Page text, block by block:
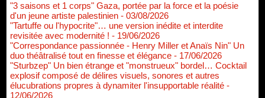
"3 saisons et 1 corps" Gaza, portée par la force et la poésie
d'un jeune artiste palestinien - 03/08/2026
"Tartuffe ou l'hypocrite"… une version inédite et interdite
revisitée avec modernité ! - 19/06/2026
"Correspondance passionnée - Henry Miller et Anaïs Nin" Un
duo théâtralisé tout en finesse et élégance - 17/06/2026
"Sturbzep" Un bien étrange et "monstrueux" bordel… Cocktail
explosif composé de délires visuels, sonores et autres
élucubrations propres à dynamiter l'insupportable réalité -
12/06/2026